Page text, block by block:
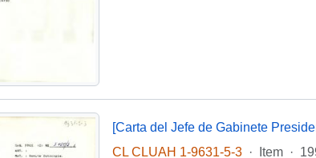
[Carta del Jefe de Gabinete
CL CLUAH 1-9631-5-3
· Item ·